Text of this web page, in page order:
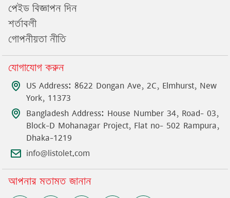
পেইড বিজ্ঞাপন দিন
শর্তাবলী
গোপনীয়তা নীতি
যোগাযোগ করুন
US Address: 8622 Dongan Ave, 2C, Elmhurst, New
York, 11373
Bangladesh Address: House Number 34, Road- 03,
Block-D Mohanagar Project, Flat no- 502 Rampura,
Dhaka-1219
info@listolet.com
আপনার মতামত জানান